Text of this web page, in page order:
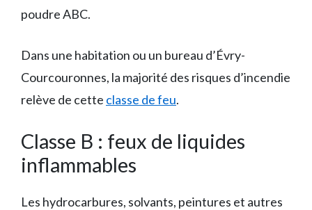
poudre ABC.
Dans une habitation ou un bureau d’Évry-
Courcouronnes, la majorité des risques d’incendie
relève de cette classe de feu.
Classe B : feux de liquides
inflammables
Les hydrocarbures, solvants, peintures et autres